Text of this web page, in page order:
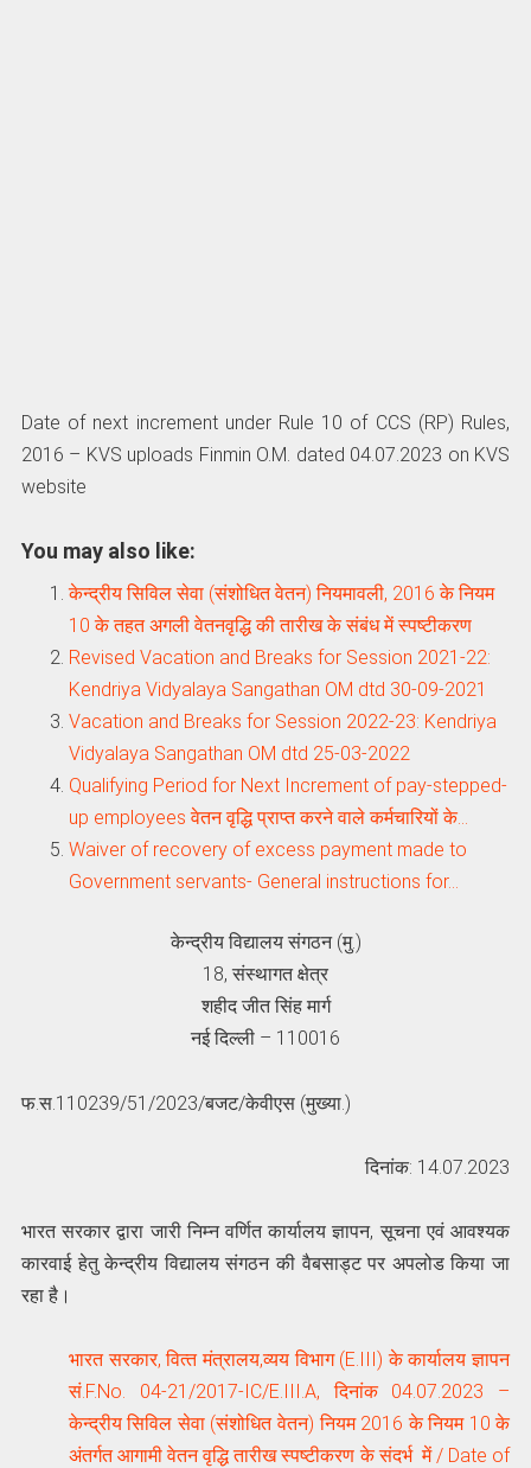
Date of next increment under Rule 10 of CCS (RP) Rules,
2016 – KVS uploads Finmin O.M. dated 04.07.2023 on KVS
website
You may also like:
केन्द्रीय सिविल सेवा (संशोधित वेतन) नियमावली, 2016 के नियम
10 के तहत अगली वेतनवृद्धि की तारीख के संबंध में स्पष्टीकरण
Revised Vacation and Breaks for Session 2021-22:
Kendriya Vidyalaya Sangathan OM dtd 30-09-2021
Vacation and Breaks for Session 2022-23: Kendriya
Vidyalaya Sangathan OM dtd 25-03-2022
Qualifying Period for Next Increment of pay-stepped-
up employees वेतन वृद्धि प्राप्त करने वाले कर्मचारियों के…
Waiver of recovery of excess payment made to
Government servants- General instructions for…
केन्‍द्रीय विद्यालय संगठन (मु.)
18, संस्‍थागत क्षेत्र
शहीद जीत सिंह मार्ग
नई दिल्‍ली – 110016
फ.स.110239/51/2023/बजट/केवीएस (मुख्या.)
दिनांक: 14.07.2023
भारत सरकार द्वारा जारी निम्न वर्णित कार्यालय ज्ञापन, सूचना एवं आवश्यक
कारवाई हेतु केन्द्रीय विद्यालय संगठन की वैबसाड्ट पर अपलोड किया जा
रहा है।
भारत सरकार, वित्‍त मंत्रालय,व्यय विभाग (E.III) के कार्यालय ज्ञापन
सं.F.No. 04-21/2017-IC/E.III.A, दिनांक 04.07.2023 –
केन्द्रीय सिविल सेवा (संशोधित वेतन) नियम 2016 के नियम 10 के
अंतर्गत आगामी वेतन वृद्धि तारीख स्पष्टीकरण के संदर्भ में / Date of